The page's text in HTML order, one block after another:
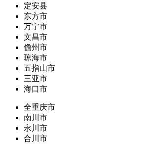
定安县
东方市
万宁市
文昌市
儋州市
琼海市
五指山市
三亚市
海口市
全重庆市
南川市
永川市
合川市